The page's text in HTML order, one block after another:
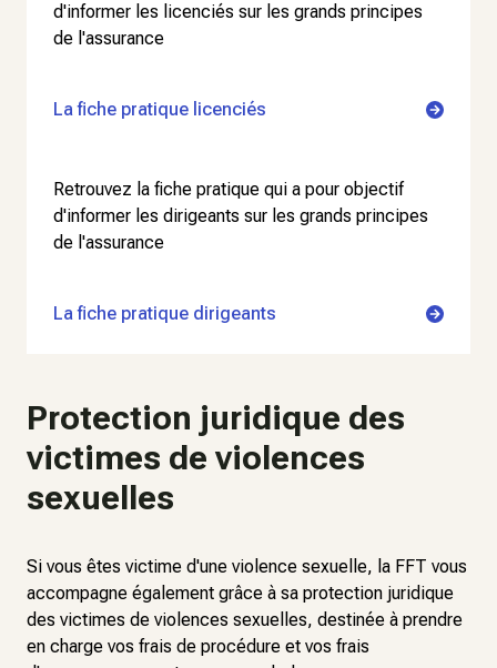
d'informer les licenciés sur les grands principes
de l'assurance
La fiche pratique licenciés
Retrouvez la fiche pratique qui a pour objectif
d'informer les dirigeants sur les grands principes
de l'assurance
La fiche pratique dirigeants
Protection juridique des
victimes de violences
sexuelles
Si vous êtes victime d'une violence sexuelle, la FFT vous
accompagne également grâce à sa protection juridique
des victimes de violences sexuelles, destinée à prendre
en charge vos frais de procédure et vos frais